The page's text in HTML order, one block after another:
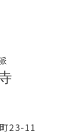
23-11